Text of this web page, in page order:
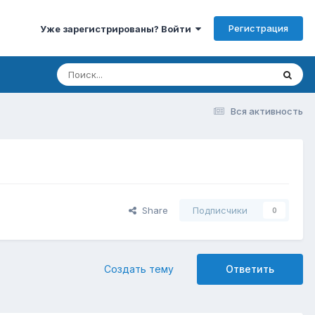
Уже зарегистрированы? Войти Регистрация
Вся активность
Share Подписчики 0
Ответить
Создать тему